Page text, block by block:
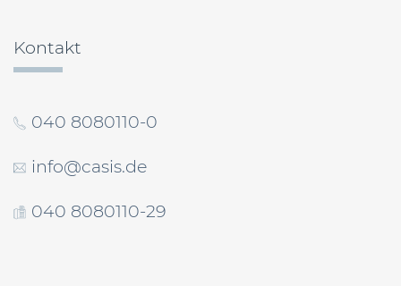
Kontakt
040 8080110-0
info@casis.de
040 8080110-29